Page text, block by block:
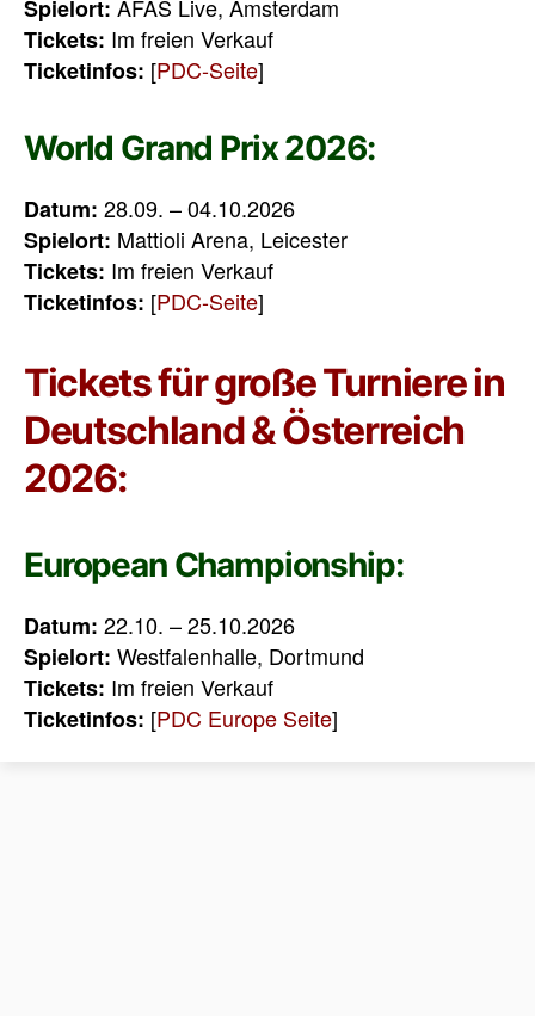
Spielort: AFAS Live, Amsterdam
Tickets: Im freien Verkauf
Ticketinfos: [PDC-Seite]
World Grand Prix 2026:
Datum: 28.09. – 04.10.2026
Spielort: Mattioli Arena, Leicester
Tickets: Im freien Verkauf
Ticketinfos: [PDC-Seite]
Tickets für große Turniere in
Deutschland & Österreich
2026:
European Championship:
Datum: 22.10. – 25.10.2026
Spielort: Westfalenhalle, Dortmund
Tickets: Im freien Verkauf
Ticketinfos: [PDC Europe Seite]